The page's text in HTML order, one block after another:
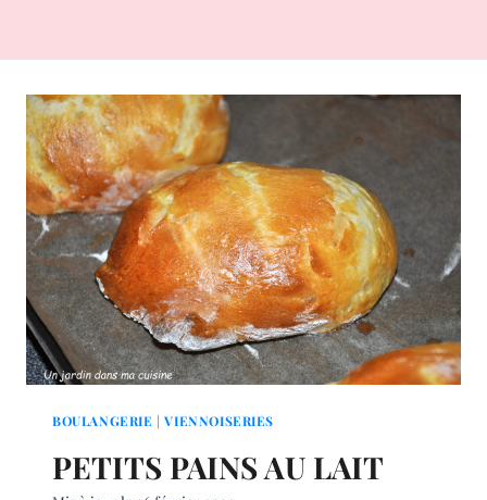
BOULANGERIE |VIENNOISERIES
PETITS PAINS AU LAIT